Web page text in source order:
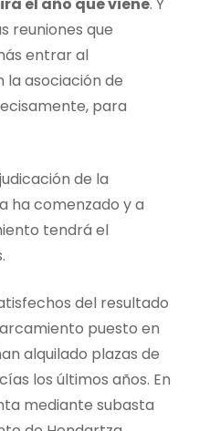
reuniones que
entrar al
la asociación de
para
de la
ha comenzado y a
tendrá el
del resultado
puesto en
alquilado plazas de
los últimos años. En
mediante subasta